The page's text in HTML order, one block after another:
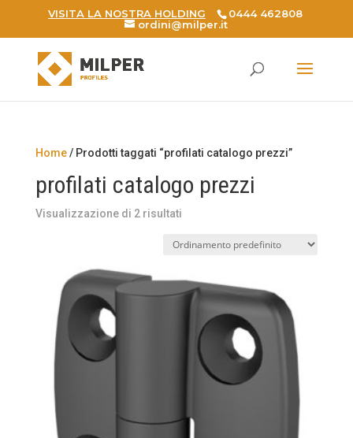
VISITA LA NOSTRA HOLDING
0444 462808
ordini@milper.it
Products
search
Home/ Prodotti taggati “profilati catalogo prezzi”
profilati catalogo prezzi
Visualizzazione di 2 risultati